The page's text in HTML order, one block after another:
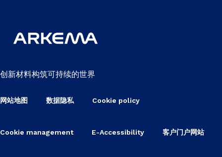
创新材料构筑可持续的世界
网站地图 数据隐私 Cookie policy
Cookie management E-Accessibility 客户门户网站